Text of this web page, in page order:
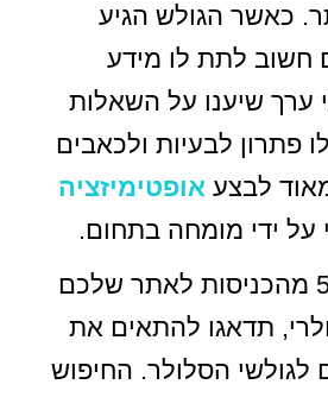
כאשר הגולש הגיע
לתת לו מידע
ערך שיענו על השאלות
לו פתרון לבעיות ולכאבים
לבצע אופטימיזציה
על ידי מומחה בתחום.
יותר מ- 50% מהכניסות לאתר שלכם
תדאגו להתאים את
הסלולר. החיפוש